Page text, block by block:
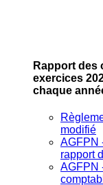
Rapport des
exercices
chaque
modifié
AGFPN
rapport
AGFPN